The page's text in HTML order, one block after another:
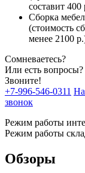
составит
Сборка
(стоимость
менее 2100
Сомневаетесь?
Или есть вопросы?
Звоните!
+7-996-546-0311
звонок
Режим работы
Режим работы
Обзоры